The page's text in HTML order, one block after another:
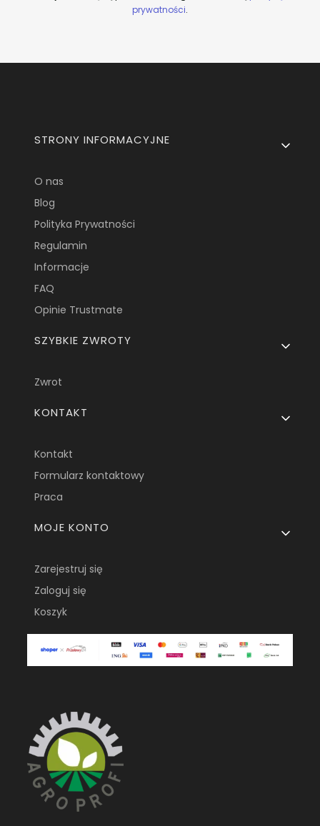
prywatności.
Linki w stopce
STRONY INFORMACYJNE
O nas
Blog
Polityka Prywatności
Regulamin
Informacje
FAQ
Opinie Trustmate
SZYBKIE ZWROTY
Zwrot
KONTAKT
Kontakt
Formularz kontaktowy
Praca
MOJE KONTO
Zarejestruj się
Zaloguj się
Koszyk